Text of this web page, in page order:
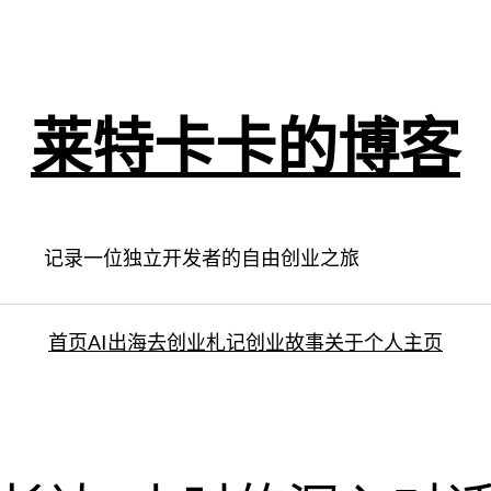
莱特卡卡的博客
记录一位独立开发者的自由创业之旅
首页AI出海去创业札记创业故事关于个人主页